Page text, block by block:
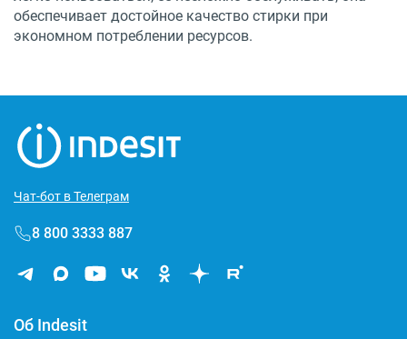
обеспечивает достойное качество стирки при
экономном потреблении ресурсов.
Чат-бот в Телеграм
8 800 3333 887
Об Indesit